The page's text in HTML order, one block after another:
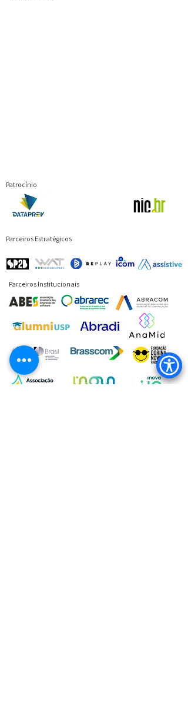
Patrocínio
Parceiros Estratégicos
Parceiros Institucionais